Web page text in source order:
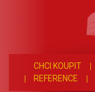
CHCI KOUPIT
REFERENCE